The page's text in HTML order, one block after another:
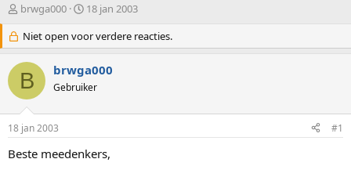
O
d
e
r
w
e
p
s
t
a
brwga000
S
a
r
d
a
m
18 jan 2003
Niet open voor verdere reacties.
B brwga000
Gebruiker
18 jan 2003 #1
Beste meedenkers,